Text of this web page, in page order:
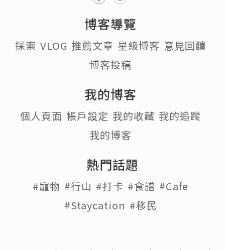
博客導覽
探索 VLOG 推薦文章 星級博客 意見回饋
博客投稿
我的博客
個人頁面 帳戶設定 我的收藏 我的追蹤
我的博客
熱門話題
#寵物 #行山 #打卡 #食譜 #Cafe
#Staycation #移民